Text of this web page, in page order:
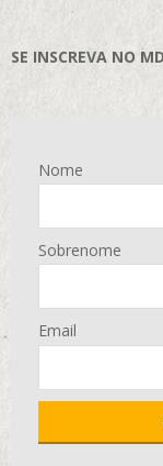
SE INSCREVA NO
Nome
Sobrenome
Email